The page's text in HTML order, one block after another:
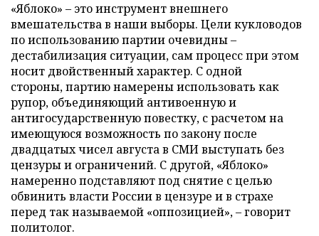
«Яблоко» – это инструмент внешнего
вмешательства в наши выборы. Цели кукловодов
по использованию партии очевидны –
дестабилизация ситуации, сам процесс при этом
носит двойственный характер. С одной
стороны, партию намерены использовать как
рупор, объединяющий антивоенную и
антигосударственную повестку, с расчетом на
имеющуюся возможность по закону после
двадцатых чисел августа в СМИ выступать без
цензуры и ограничений. С другой, «Яблоко»
намеренно подставляют под снятие с целью
обвинить власти России в цензуре и в страхе
перед так называемой «оппозицией», – говорит
политолог.